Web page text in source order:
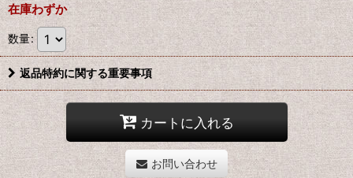
在庫わずか
数量:
返品特約に関する重要事項
カートに入れる
お問い合わせ